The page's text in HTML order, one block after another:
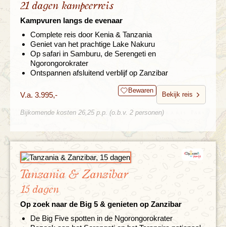
21 dagen kampeerreis
Kampvuren langs de evenaar
Complete reis door Kenia & Tanzania
Geniet van het prachtige Lake Nakuru
Op safari in Samburu, de Serengeti en
Ngorongorokrater
Ontspannen afsluitend verblijf op Zanzibar
V.a. 3.995,- Bewaren
Bekijk reis
Bijkomende kosten 26,25 p.p. (o.b.v. 2 personen)
Tanzania & Zanzibar
15 dagen
Op zoek naar de Big 5 & genieten op Zanzibar
De Big Five spotten in de Ngorongorokrater